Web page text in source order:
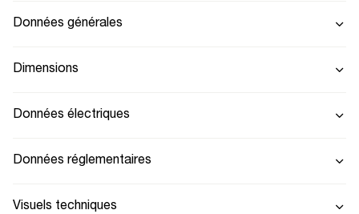
Données générales
Dimensions
Données électriques
Données réglementaires
Visuels techniques